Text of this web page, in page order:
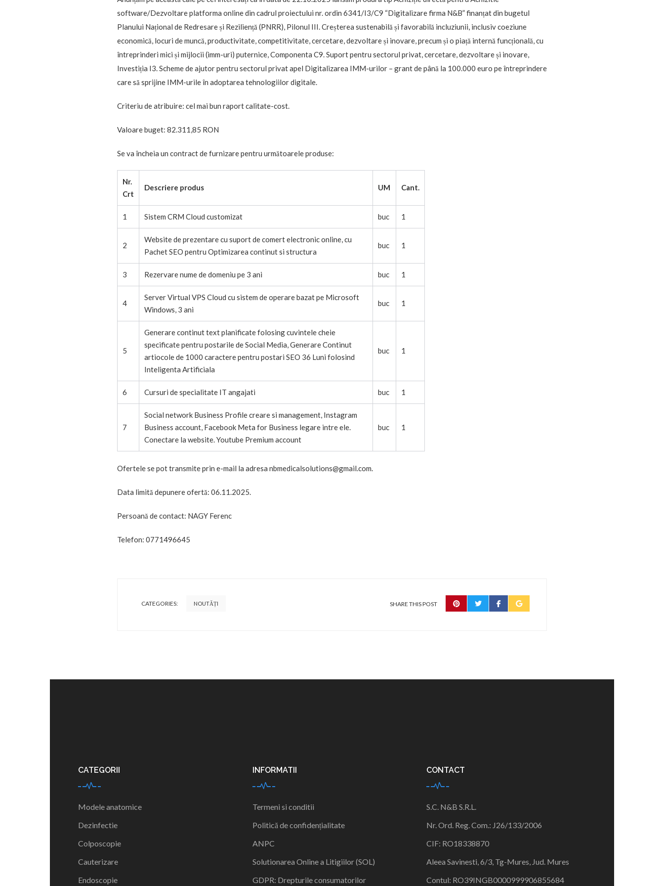
software/Dezvoltare platforma online din cadrul proiectului nr. ordin 6341/I3/C9 “Digitalizare firma N&B” finanțat din bugetul
Planului Național de Redresare și Reziliență (PNRR), Pilonul III. Creșterea sustenabilă și favorabilă incluziunii, inclusiv coeziune
economică, locuri de muncă, productivitate, competitivitate, cercetare, dezvoltare și inovare, precum și o piață internă funcțională, cu
întreprinderi mici și mijlocii (imm-uri) puternice, Componenta C9. Suport pentru sectorul privat, cercetare, dezvoltare și inovare,
Investiția I3. Scheme de ajutor pentru sectorul privat apel Digitalizarea IMM-urilor – grant de până la 100.000 euro pe întreprindere
care să sprijine IMM-urile în adoptarea tehnologiilor digitale.
Criteriu de atribuire: cel mai bun raport calitate-cost.
Valoare buget: 82.311,85 RON
Se va încheia un contract de furnizare pentru următoarele produse:
Nr.
Crt
Descriere produs UM Cant.
1 Sistem CRM Cloud customizat buc 1
2
Website de prezentare cu suport de comert electronic online, cu
Pachet SEO pentru Optimizarea continut si structura
buc 1
3 Rezervare nume de domeniu pe 3 ani buc 1
4
Server Virtual VPS Cloud cu sistem de operare bazat pe Microsoft
Windows, 3 ani
buc 1
5
Generare continut text planificate folosing cuvintele cheie
specificate pentru postarile de Social Media, Generare Continut
artiocole de 1000 caractere pentru postari SEO 36 Luni folosind
Inteligenta Artificiala
buc 1
6 Cursuri de specialitate IT angajati buc 1
7
Social network Business Profile creare si management, Instagram
Business account, Facebook Meta for Business legare intre ele.
Conectare la website. Youtube Premium account
buc 1
Ofertele se pot transmite prin e-mail la adresa nbmedicalsolutions@gmail.com.
Data limită depunere ofertă: 06.11.2025.
Persoană de contact: NAGY Ferenc
Telefon: 0771496645
CATEGORIES: NOUTĂȚI SHARE THIS POST
CATEGORII
Modele anatomice
Dezinfectie
Colposcopie
Cauterizare
Endoscopie
INFORMATII
Termeni si conditii
Politică de confidențialitate
ANPC
Solutionarea Online a Litigiilor (SOL)
GDPR: Drepturile consumatorilor
CONTACT
S.C. N&B S.R.L.
Nr. Ord. Reg. Com.: J26/133/2006
CIF: RO18338870
Aleea Savinesti, 6/3, Tg-Mures, Jud. Mures
Contul: RO39INGB0000999906855684